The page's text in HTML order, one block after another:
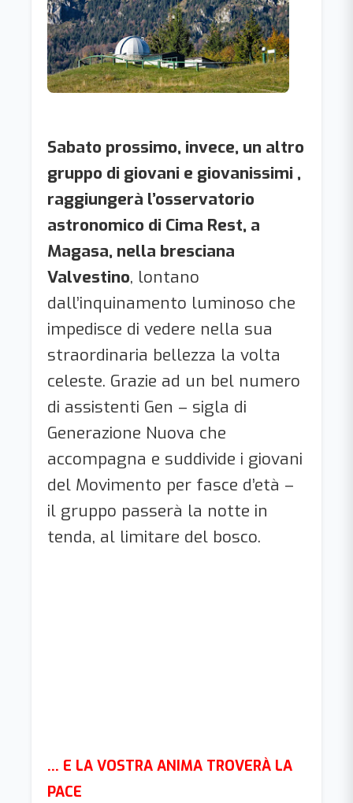
Sabato prossimo, invece, un altro
gruppo di giovani e giovanissimi ,
raggiungerà l’osservatorio
astronomico di Cima Rest, a
Magasa, nella bresciana
Valvestino, lontano
dall’inquinamento luminoso che
impedisce di vedere nella sua
straordinaria bellezza la volta
celeste. Grazie ad un bel numero
di assistenti Gen – sigla di
Generazione Nuova che
accompagna e suddivide i giovani
del Movimento per fasce d’età –
il gruppo passerà la notte in
tenda, al limitare del bosco.
... E LA VOSTRA ANIMA TROVERÀ LA
PACE